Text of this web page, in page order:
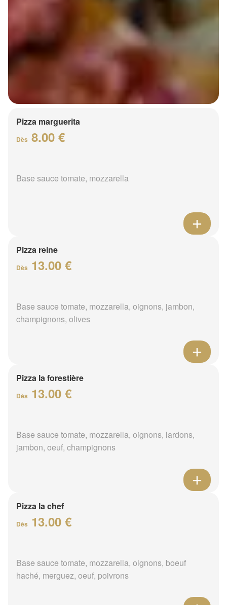
Pizza marguerita
Dès 8.00 €
Base sauce tomate, mozzarella
Pizza reine
Dès 13.00 €
Base sauce tomate, mozzarella, oignons, jambon,
champignons, olives
Pizza la forestière
Dès 13.00 €
Base sauce tomate, mozzarella, oignons, lardons,
jambon, oeuf, champignons
Pizza la chef
Dès 13.00 €
Base sauce tomate, mozzarella, oignons, boeuf
haché, merguez, oeuf, poivrons